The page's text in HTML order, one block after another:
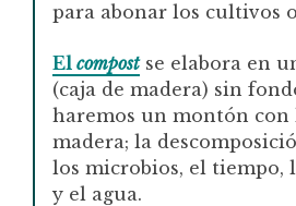
para abonar los cultivos
El compostse elabora en
(caja de madera) sin
haremos un montón
madera; la
los microbios, el tiempo,
y el agua.